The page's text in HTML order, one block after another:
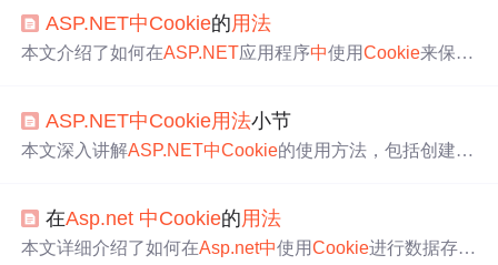
的删除。
ASP.NET中Cookie的用法
本文介绍了如何在ASP.NET应用程序中使用Cookie来保存
步骤。
ASP.NET中Cookie用法小节
本文深入讲解ASP.NET中Cookie的使用方法，包括创建、
了丰富的代码示例。
在Asp.net 中Cookie的用法
本文详细介绍了如何在Asp.net中使用Cookie进行数据存